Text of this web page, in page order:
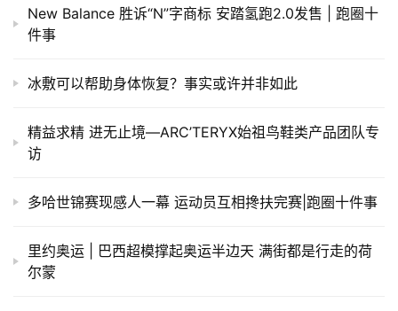
New Balance 胜诉“N”字商标 安踏氢跑2.0发售 | 跑圈十
件事
冰敷可以帮助身体恢复？事实或许并非如此
精益求精 进无止境—ARC’TERYX始祖鸟鞋类产品团队专
访
多哈世锦赛现感人一幕 运动员互相搀扶完赛|跑圈十件事
里约奥运 | 巴西超模撑起奥运半边天 满街都是行走的荷
尔蒙